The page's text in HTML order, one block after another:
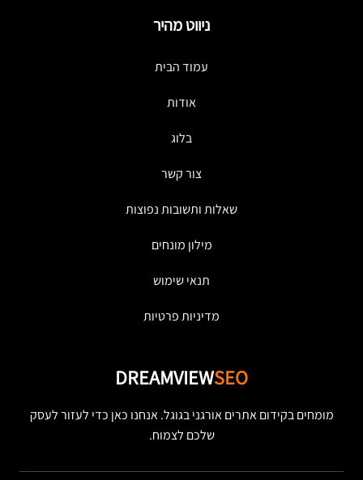
ניווט מהיר
עמוד הבית
אודות
בלוג
צור קשר
שאלות ותשובות נפוצות
מילון מונחים
תנאי שימוש
מדיניות פרטיות
DREAMVIEWSEO
מומחים בקידום אתרים אורגני בגוגל. אנחנו כאן כדי לעזור לעסק
שלכם לצמוח.